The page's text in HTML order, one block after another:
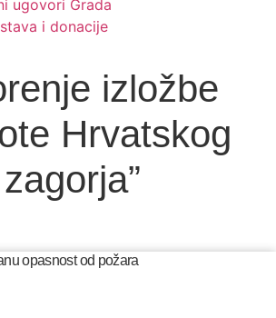
ugovori Grada
i donacije
izložbe
Hrvatskog
zagorja”
opasnost od požara